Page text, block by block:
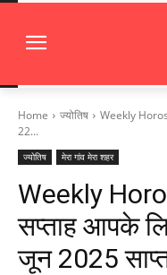
Home ज्योतिष
Weekly
22...
ज्योतिष मेरा गांव मेरा शहर
Weekly
सप्ताह आपके
जून 2025